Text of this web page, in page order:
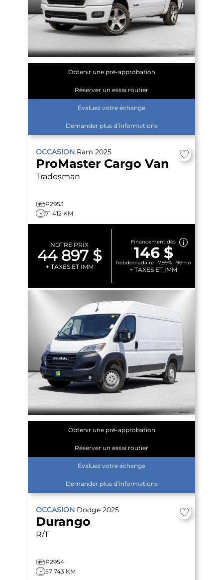
Obtenir une pré-approbation
Réserver un essai routier
Évaluez votre échange
Demander plus d’informations
OCCASION Ram 2025
ProMaster Cargo Van
Tradesman
P2953
71 412 KM
NOTRE PRIX
44 897 $
+ TAXES ET IMM
Financement dès
146 $
hebdomadaire | 7.99% | 96mo
+ TAXES ET IMM
Obtenir une pré-approbation
Réserver un essai routier
Évaluez votre échange
Demander plus d’informations
OCCASION Dodge 2025
Durango
R/T
P2954
57 743 KM